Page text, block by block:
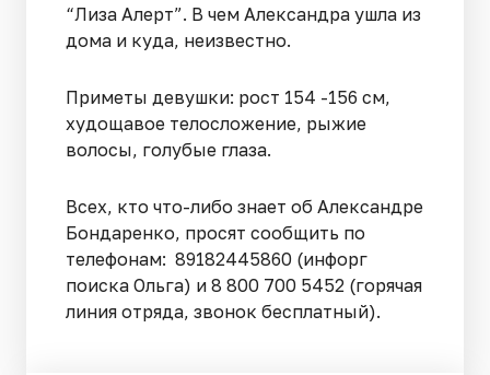
“Лиза Алерт”. В чем Александра ушла из
дома и куда, неизвестно.
Приметы девушки: рост 154 -156 см,
худощавое телосложение, рыжие
волосы, голубые глаза.
Всех, кто что-либо знает об Александре
Бондаренко, просят сообщить по
телефонам: 89182445860 (инфорг
поиска Ольга) и 8 800 700 5452 (горячая
линия отряда, звонок бесплатный).